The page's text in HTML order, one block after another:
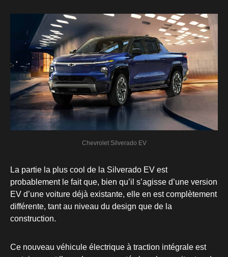
Chevrolet Silverado EV
La partie la plus cool de la Silverado EV est
probablement le fait que, bien qu’il s’agisse d’une version
EV d’une voiture déjà existante, elle en est complètement
différente, tant au niveau du design que de la
construction.
Ce nouveau véhicule électrique à traction intégrale est